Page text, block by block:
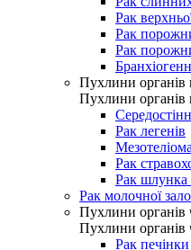
Рак
Рак
Рак
Пухлини органів
Пухлини органів
Рак легенів
Рак
Рак шлунка
Рак молочної
Пухлини органів
Пухлини органів
Рак печінки